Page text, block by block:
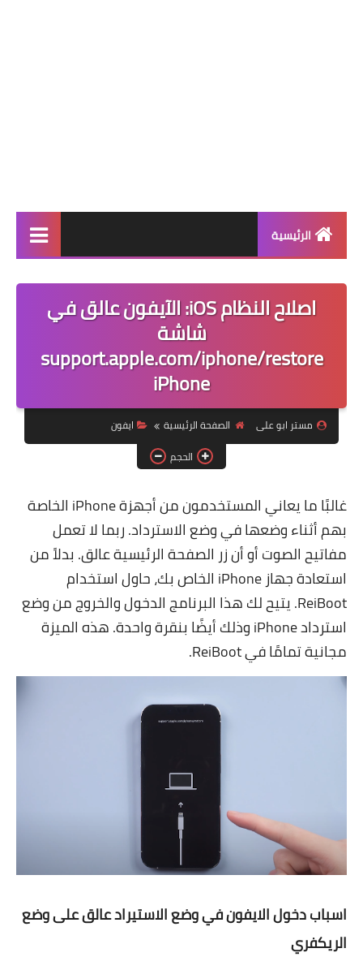
الرئيسية
ويندوز 11
ويندوز 10
ويندوز 8.1
ويندوز 7
ويندوز xp
ايفون
العاب
مراجعات
الربح من الانترنت
اصلاح النظام iOS: الآيفون عالق في
شاشة
support.apple.com/iphone/restore
iPhone
مستر ابو على الصفحة الرئيسية
ايفون
الحجم
غالبًا ما يعاني المستخدمون من أجهزة iPhone الخاصة
بهم أثناء وضعها في وضع الاسترداد. ربما لا تعمل
مفاتيح الصوت أو أن زر الصفحة الرئيسية عالق. بدلاً من
استعادة جهاز iPhone الخاص بك، حاول استخدام
ReiBoot. يتيح لك هذا البرنامج الدخول والخروج من وضع
استرداد iPhone وذلك أيضًا بنقرة واحدة. هذه الميزة
مجانية تمامًا في ReiBoot.
اسباب دخول الايفون في وضع الاستيراد عالق على وضع
الريكفري